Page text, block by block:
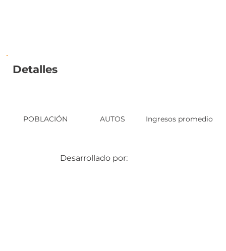
Ingresos promedio
AUTOS
POBLACIÓN
Detalles
Desarrollado por: